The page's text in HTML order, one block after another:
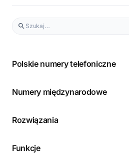
Polskie numery telefoniczne
Numery międzynarodowe
Rozwiązania
Funkcje